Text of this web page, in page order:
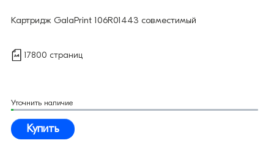
Картридж GalaPrint 106R01443 совместимый
17800 страниц
Уточнить наличие
Купить